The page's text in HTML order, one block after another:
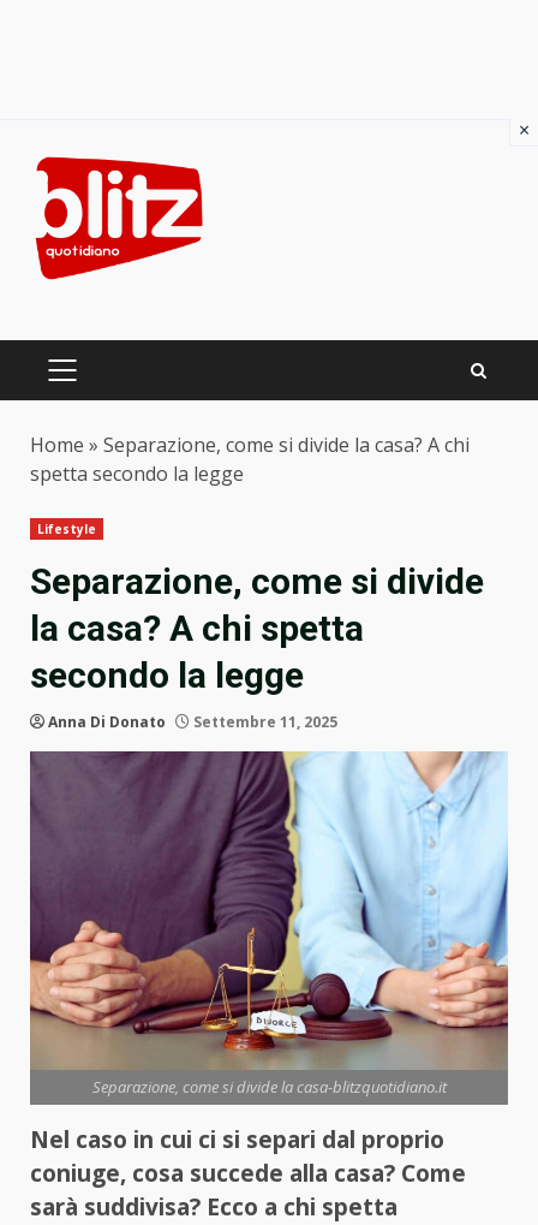
content
PRIMARY
Home » Separazione, come si divide la casa? A chi
spetta secondo la legge
Lifestyle
Separazione, come si divide
la casa? A chi spetta
secondo la legge
Anna Di Donato Settembre 11, 2025
Separazione, come si divide la casa-blitzquotidiano.it
Nel caso in cui ci si separi dal proprio
coniuge, cosa succede alla casa? Come
sarà suddivisa? Ecco a chi spetta
×